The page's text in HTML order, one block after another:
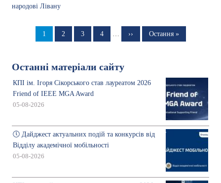
народові Лівану
Сторінка
1 Сторінка
2 Сторінка
3 Сторінка
4
Наступна
››
Остання
Остання »
Останні матеріали сайту
КПІ ім. Ігоря Сікорського став лауреатом 2026
Friend of IEEE MGA Award
05-08-2026
🕔 Дайджест актуальних подій та конкурсів від
Відділу академічної мобільності
05-08-2026